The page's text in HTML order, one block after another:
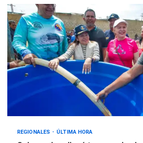
REGIONALES ÚLTIMA HORA